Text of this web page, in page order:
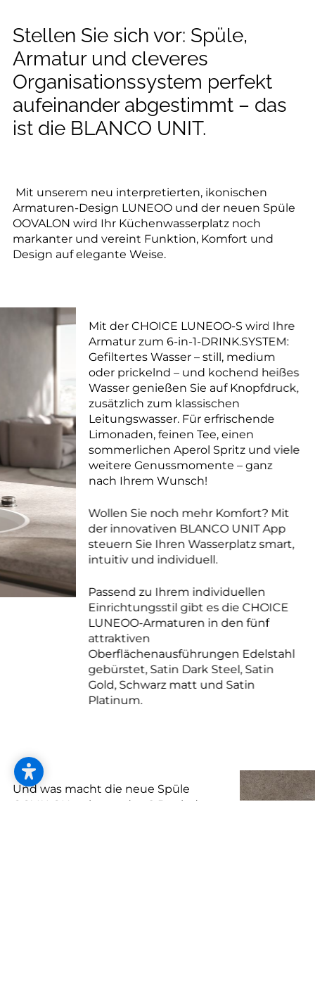
Stellen Sie sich vor: Spüle,
Armatur und cleveres
Organisationssystem perfekt
aufeinander abgestimmt – das
ist die BLANCO UNIT.
Mit unserem neu interpretierten, ikonischen
Armaturen-Design LUNEOO und der neuen Spüle
OOVALON wird Ihr Küchenwasserplatz noch
markanter und vereint Funktion, Komfort und
Design auf elegante Weise.
Mit der CHOICE LUNEOO-S wird Ihre
Armatur zum 6-in-1-DRINK.SYSTEM:
Gefiltertes Wasser – still, medium
oder prickelnd – und kochend heißes
Wasser genießen Sie auf Knopfdruck,
zusätzlich zum klassischen
Leitungswasser. Für erfrischende
Limonaden, feinen Tee, einen
sommerlichen Aperol Spritz und viele
weitere Genussmomente – ganz
nach Ihrem Wunsch!
Wollen Sie noch mehr Komfort? Mit
der innovativen BLANCO UNIT App
steuern Sie Ihren Wasserplatz smart,
intuitiv und individuell.
Passend zu Ihrem individuellen
Einrichtungsstil gibt es die CHOICE
LUNEOO-Armaturen in den fünf
attraktiven
Oberflächenausführungen Edelstahl
gebürstet, Satin Dark Steel, Satin
Gold, Schwarz matt und Satin
Platinum.
Und was macht die neue Spüle
OOVALON so besonders? Dank der